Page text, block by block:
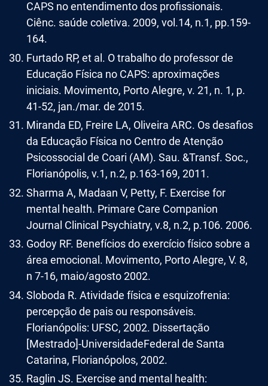
CAPS no entendimento dos profissionais.
Ciênc. saúde coletiva. 2009, vol.14, n.1, pp.159-
164.
Furtado RP, et al. O trabalho do professor de
Educação Física no CAPS: aproximações
iniciais. Movimento, Porto Alegre, v. 21, n. 1, p.
41-52, jan./mar. de 2015.
Miranda ED, Freire LA, Oliveira ARC. Os desafios
da Educação Física no Centro de Atenção
Psicossocial de Coari (AM). Sau. &Transf. Soc.,
Florianópolis, v.1, n.2, p.163-169, 2011.
Sharma A, Madaan V, Petty, F. Exercise for
mental health. Primare Care Companion
Journal Clinical Psychiatry, v.8, n.2, p.106. 2006.
Godoy RF. Benefícios do exercício físico sobre a
área emocional. Movimento, Porto Alegre, V. 8,
n 7-16, maio/agosto 2002.
Sloboda R. Atividade física e esquizofrenia:
percepção de pais ou responsáveis.
Florianópolis: UFSC, 2002. Dissertação
[Mestrado]-UniversidadeFederal de Santa
Catarina, Florianópolos, 2002.
Raglin JS. Exercise and mental health: